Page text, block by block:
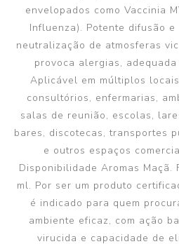
envelopados como Vaccinia
Influenza). Potente difusão
neutralização de atmosferas
provoca alergias,
Aplicável em múltiplos
consultórios, enfermarias,
salas de reunião, escolas,
bares, discotecas, transportes
e outros espaços
Disponibilidade Aromas Maçã.
ml. Por ser um produto
é indicado para quem
ambiente eficaz, com ação
virucida e capacidade de